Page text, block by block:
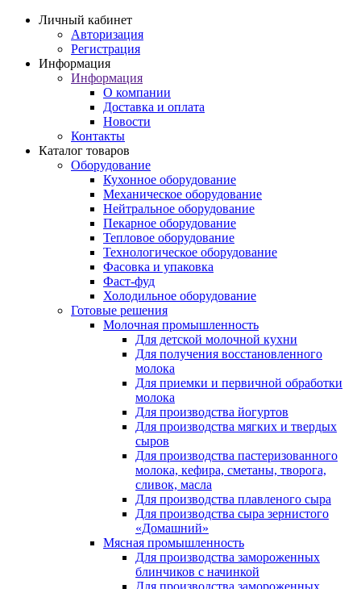
Личный кабинет
Авторизация
Регистрация
Информация
Информация
О компании
Доставка и оплата
Новости
Контакты
Каталог товаров
Оборудование
Кухонное оборудование
Механическое оборудование
Нейтральное оборудование
Пекарное оборудование
Тепловое оборудование
Технологическое оборудование
Фасовка и упаковка
Фаст-фуд
Холодильное оборудование
Готовые решения
Молочная промышленность
Для детской молочной кухни
Для получения восстановленного
молока
Для приемки и первичной обработки
молока
Для производства йогуртов
Для производства мягких и твердых
сыров
Для производства пастеризованного
молока, кефира, сметаны, творога,
сливок, масла
Для производства плавленого сыра
Для производства сыра зернистого
«Домашний»
Мясная промышленность
Для производства замороженных
блинчиков с начинкой
Для производства замороженных